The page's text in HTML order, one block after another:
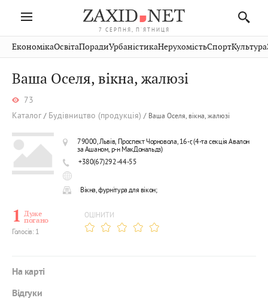
7 СЕРПНЯ, П'ЯТНИЦЯ
Івано-
Франківськ
Тернопіль
Закарпаття
Рівне
Шептицький
Стрий
Хмельницький
Публікації
Авто СловкоКультура
Кіно Дім Спорт
тварини
ЕкономікаОсвітаПорадиУрбаністикаНерухомістьСпортКультура
Ваша Оселя, вікна, жалюзі
73
Каталог
Будівництво (продукція) Ваша Оселя, вікна, жалюзі
79000, Львів, Проспект Чорновола, 16-г, (4-та секція Авалон
за Ашаном, р-н МакДональдз)
+380(67)292-44-55
Вікна, фурнітура для вікон;
1 Дуже
погано
Голосів: 1
ОЦІНИТИ
На карті
Відгуки